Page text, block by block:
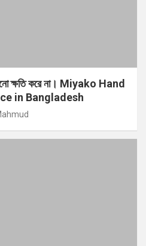
ক্ষতি করে না। Miyako Hand
in Bangladesh